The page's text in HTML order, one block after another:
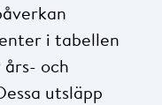
i tabellen
och
utsläpp